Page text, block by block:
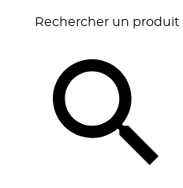
Rechercher un produit
BAGAGERIE BUREAU